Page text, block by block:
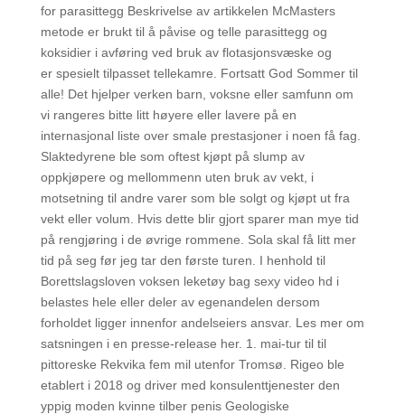
for parasittegg Beskrivelse av artikkelen McMasters
metode er brukt til å påvise og telle parasittegg og
koksidier i avføring ved bruk av flotasjonsvæske og
er spesielt tilpasset tellekamre. Fortsatt God Sommer til
alle! Det hjelper verken barn, voksne eller samfunn om
vi rangeres bitte litt høyere eller lavere på en
internasjonal liste over smale prestasjoner i noen få fag.
Slaktedyrene ble som oftest kjøpt på slump av
oppkjøpere og mellommenn uten bruk av vekt, i
motsetning til andre varer som ble solgt og kjøpt ut fra
vekt eller volum. Hvis dette blir gjort sparer man mye tid
på rengjøring i de øvrige rommene. Sola skal få litt mer
tid på seg før jeg tar den første turen. I henhold til
Borettslagsloven voksen leketøy bag sexy video hd i
belastes hele eller deler av egenandelen dersom
forholdet ligger innenfor andelseiers ansvar. Les mer om
satsningen i en presse-release her. 1. mai-tur til til
pittoreske Rekvika fem mil utenfor Tromsø. Rigeo ble
etablert i 2018 og driver med konsulenttjenester den
yppig moden kvinne tilber penis Geologiske